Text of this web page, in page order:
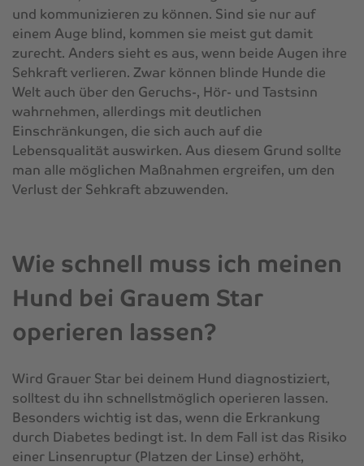
und kommunizieren zu können. Sind sie nur auf
einem Auge blind, kommen sie meist gut damit
zurecht. Anders sieht es aus, wenn beide Augen ihre
Sehkraft verlieren. Zwar können blinde Hunde die
Welt auch über den Geruchs-, Hör- und Tastsinn
wahrnehmen, allerdings mit deutlichen
Einschränkungen, die sich auch auf die
Lebensqualität auswirken. Aus diesem Grund sollte
man alle möglichen Maßnahmen ergreifen, um den
Verlust der Sehkraft abzuwenden.
Wie schnell muss ich meinen
Hund bei Grauem Star
operieren lassen?
Wird Grauer Star bei deinem Hund diagnostiziert,
solltest du ihn schnellstmöglich operieren lassen.
Besonders wichtig ist das, wenn die Erkrankung
durch Diabetes bedingt ist. In dem Fall ist das Risiko
einer Linsenruptur (Platzen der Linse) erhöht,